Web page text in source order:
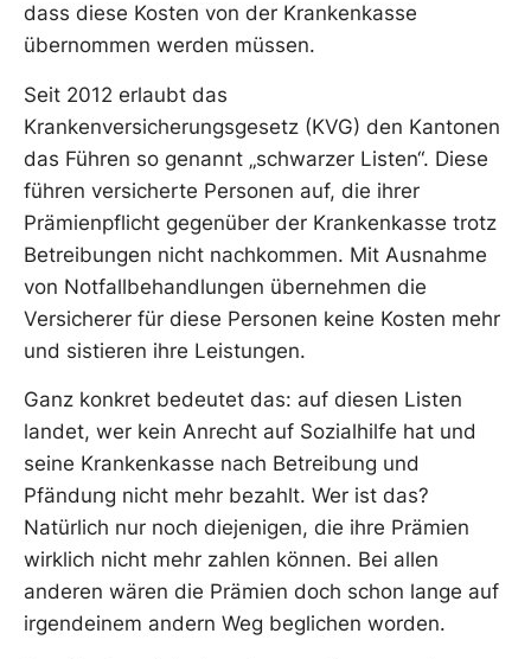
dass diese Kosten von der Krankenkasse
übernommen werden müssen.
Seit 2012 erlaubt das
Krankenversicherungsgesetz (KVG) den Kantonen
das Führen so genannt „schwarzer Listen“. Diese
führen versicherte Personen auf, die ihrer
Prämienpflicht gegenüber der Krankenkasse trotz
Betreibungen nicht nachkommen. Mit Ausnahme
von Notfallbehandlungen übernehmen die
Versicherer für diese Personen keine Kosten mehr
und sistieren ihre Leistungen.
Ganz konkret bedeutet das: auf diesen Listen
landet, wer kein Anrecht auf Sozialhilfe hat und
seine Krankenkasse nach Betreibung und
Pfändung nicht mehr bezahlt. Wer ist das?
Natürlich nur noch diejenigen, die ihre Prämien
wirklich nicht mehr zahlen können. Bei allen
anderen wären die Prämien doch schon lange auf
irgendeinem andern Weg beglichen worden.